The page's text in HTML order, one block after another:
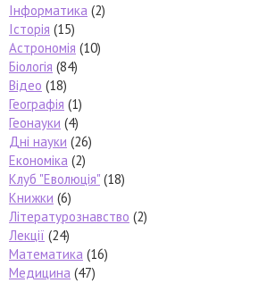
Інформатика (2)
Історія (15)
Астрономія (10)
Біологія (84)
Відео (18)
Географія (1)
Геонауки (4)
Дні науки (26)
Економіка (2)
Клуб "Еволюція" (18)
Книжки (6)
Літературознавство (2)
Лекції (24)
Математика (16)
Медицина (47)